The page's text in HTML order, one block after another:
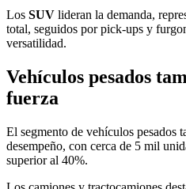
Los SUV lideran la demanda,
total, seguidos por pick-ups y
versatilidad.
Vehículos pesados
fuerza
El segmento de vehículos pesados
desempeño, con cerca de 5 mil
superior al 40%.